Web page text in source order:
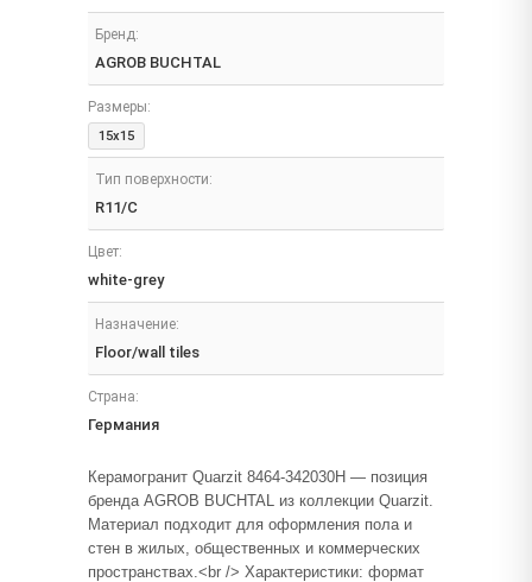
Бренд:
AGROB BUCHTAL
Размеры:
15x15
Тип поверхности:
R11/C
Цвет:
white-grey
Назначение:
Floor/wall tiles
Страна:
Германия
Керамогранит Quarzit 8464-342030H — позиция
бренда AGROB BUCHTAL из коллекции Quarzit.
Материал подходит для оформления пола и
стен в жилых, общественных и коммерческих
пространствах.<br /> Характеристики: формат